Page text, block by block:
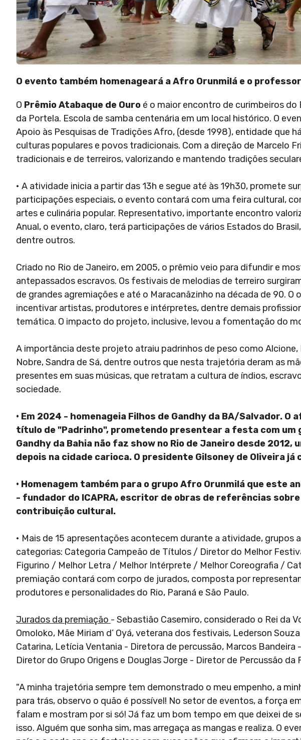
O evento também homenageará a Afro Orunmilá e o
O Prêmio Atabaque de Ouro é o maior encontro de curimbeiros do
da Portela. Escola de samba centenária em um local histórico. O
Apoio às Pesquisas de Tradições Afro, (desde 1998), entidade que
culturas populares e povos tradicionais. Com a direção de Marcelo
tradicionais e de terreiros, valorizando e mantendo tradições
• A atividade inicia a partir das 13h e segue até às 19h30, promete
participações especiais, o evento contará com uma feira cultural,
artes e culinária popular. Representativo, importante encontro
Anual, o evento, claro, terá participações de vários Estados do
dentre outros.
Criado no Rio de Janeiro, em 2005, o prêmio veio para difundir e
antepassados escravos. Os festivais de melodias de terreiro
de grandes agremiações e até o Maracanãzinho na década de 90.
incentivar artistas, produtores e intérpretes, dentre demais
temática. O impacto do projeto, inclusive, levou a fomentação do
A importância deste projeto atraiu padrinhos de peso como
Nobre, Sandra de Sá, dentre outros que nesta trajetória deram as
presentes em suas músicas, que retratam a cultura de índios,
sociedade.
• Em 2024 - homenageia Filhos de Gandhy da BA/Salvador.
título de "Padrinho", prometendo presentear a festa com um
Gandhy da Bahia não faz show no Rio de Janeiro desde
depois na cidade carioca. O presidente Gilsoney de Oliveira
• Homenagem também para o grupo Afro Orunmilá que este
- fundador do ICAPRA, escritor de obras de referências
contribuição cultural.
• Mais de 15 apresentações acontecem durante a atividade, grupos
categorias: Categoria Campeão de Títulos / Diretor do Melhor
Figurino / Melhor Letra / Melhor Intérprete / Melhor Coreografia /
premiação contará com corpo de jurados, composta por
produtores e personalidades do Rio, Paraná e São Paulo.
Jurados da premiação - Sebastião Casemiro, considerado o Rei da
Omoloko, Mãe Miriam d’ Oyá, veterana dos festivais, Lederson
Catarina, Letícia Ventania - Diretora de percussão, Marcos
Diretor do Grupo Origens e Douglas Jorge - Diretor de Percussão da
"A minha trajetória sempre tem demonstrado o meu empenho, a
para trás, observo o quão é possível! No setor de eventos, a força
falam e mostram por si só! Já faz um bom tempo em que deixei de
isso. Alguém que sonha sim, mas arregaça as mangas e realiza. O